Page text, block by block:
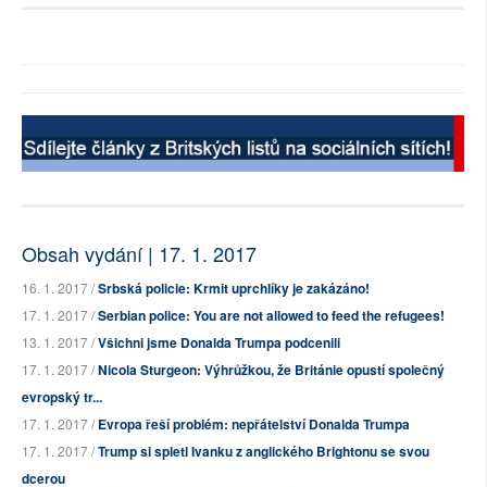
Obsah vydání | 17. 1. 2017
16. 1. 2017 /Srbská policie: Krmit uprchlíky je zakázáno!
17. 1. 2017 /Serbian police: You are not allowed to feed the refugees!
13. 1. 2017 /Všichni jsme Donalda Trumpa podcenili
17. 1. 2017 /Nicola Sturgeon: Výhrůžkou, že Británie opustí společný
evropský tr...
17. 1. 2017 /Evropa řeší problém: nepřátelství Donalda Trumpa
17. 1. 2017 /Trump si spletl Ivanku z anglického Brightonu se svou
dcerou